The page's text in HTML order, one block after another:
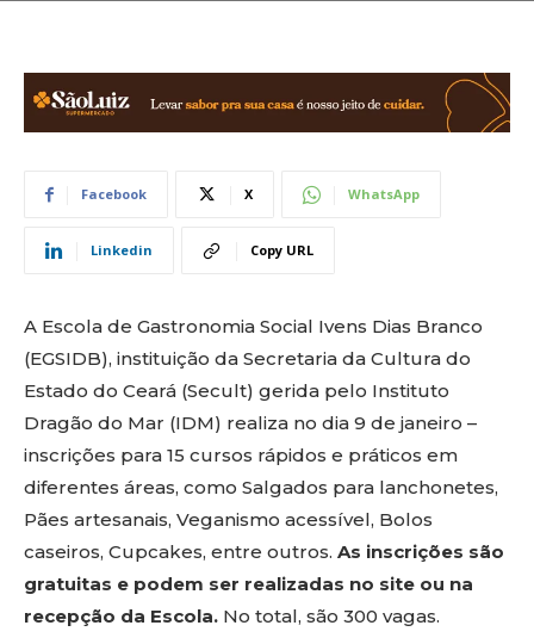
Facebook X WhatsApp
Linkedin Copy URL
A Escola de Gastronomia Social Ivens Dias Branco
(EGSIDB), instituição da Secretaria da Cultura do
Estado do Ceará (Secult) gerida pelo Instituto
Dragão do Mar (IDM) realiza no dia 9 de janeiro –
inscrições para 15 cursos rápidos e práticos em
diferentes áreas, como Salgados para lanchonetes,
Pães artesanais, Veganismo acessível, Bolos
caseiros, Cupcakes, entre outros. As inscrições são
gratuitas e podem ser realizadas no site ou na
recepção da Escola. No total, são 300 vagas.